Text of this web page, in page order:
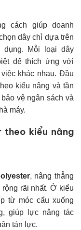
cách giúp doanh
dây chỉ dựa trên
Mỗi loại dây
để thích ứng với
khác nhau. Đầu
kiểu nâng và tần
vệ ngân sách và
máy.
theo kiểu nâng
, nâng thẳng
rãi nhất. Ở kiểu
từ móc cẩu xuống
giúp lực nâng tác
tán lực.